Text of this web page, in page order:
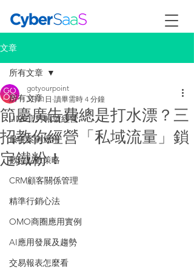
文章
所有文章
LINE官方帳號經營
最佳案例應用
數位點數策略
CRM顧客關係管理
精準行銷心法
OMO商圈應用實例
AI應用發展及趨勢
交易報表怎麼看
所有文章
節慶廣告費總是打水漂？三
招教你經營「私域流量」鎖
定鐵粉！
gotyourpoint
3月11日 讀畢需時 4 分鐘